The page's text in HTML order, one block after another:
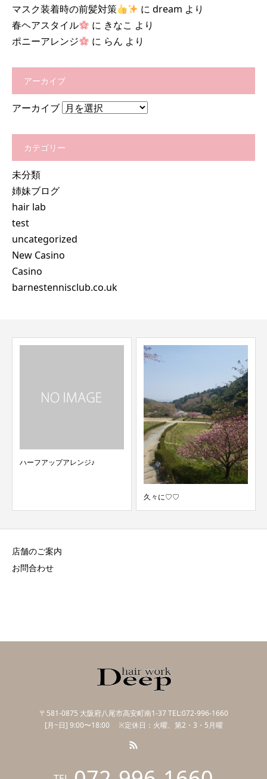
マスク装着時の前髪対策
にdream より
春ヘアスタイル
に きなこ より
ポニーアレンジ
に らん より
アーカイブ
アーカイブ
カテゴリー
未分類
姉妹ブログ
hair lab
test
uncategorized
New Casino
Casino
barnestennisclub.co.uk
ハーフアップアレンジ♪
久々に♡♡
店舗のご案内
お問合わせ
〒581-0875 大阪府八尾市高安町南1-37 TEL:072-996-1660
[月~日] 9:00〜18:00 ※定休日：火曜、第2・3・5月曜